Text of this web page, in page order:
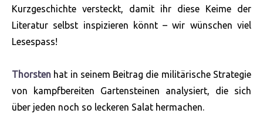
Kurzgeschichte versteckt, damit ihr diese Keime der
Literatur selbst inspizieren könnt – wir wünschen viel
Lesespass!
Thorsten hat in seinem Beitrag die militärische Strategie
von kampfbereiten Gartensteinen analysiert, die sich
über jeden noch so leckeren Salat hermachen.